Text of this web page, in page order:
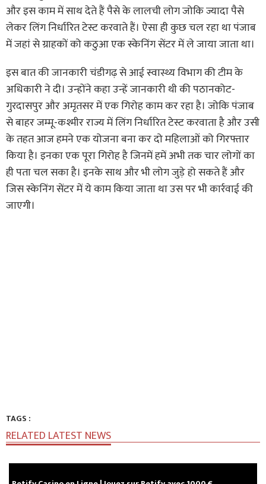
और इस काम में साथ देते हैं पैसे के लालची लोग जोकि ज्यादा पैसे
लेकर लिंग निर्धारित टेस्ट करवाते हैं। ऐसा ही कुछ चल रहा था पंजाब
में जहां से ग्राहकों को कठुआ एक स्केनिंग सेंटर में ले जाया जाता था।
इस बात की जानकारी चंडीगढ़ से आई स्वास्थ्य विभाग की टीम के
अधिकारी ने दी। उन्होंने कहा उन्हें जानकारी थी की पठानकोट-
गुरदासपुर और अमृतसर में एक गिरोह काम कर रहा है। जोकि पंजाब
से बाहर जम्मू-कश्मीर राज्य में लिंग निर्धारित टेस्ट करवाता है और उसी
के तहत आज हमने एक योजना बना कर दो महिलाओं को गिरफ्तार
किया है। इनका एक पूरा गिरोह है जिनमें हमें अभी तक चार लोगों का
ही पता चल सका है। इनके साथ और भी लोग जुड़े हो सकते हैं और
जिस स्केनिंग सेंटर में ये काम किया जाता था उस पर भी कार्रवाई की
जाएगी।
TAGS :
RELATED LATEST NEWS